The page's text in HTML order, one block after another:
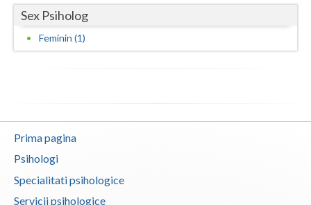
Satu-Mare
Sibiu
Tulcea
Vaslui
Sex Psiholog
Feminin (1)
Prima pagina
Psihologi
Specialitati psihologice
Servicii psihologice